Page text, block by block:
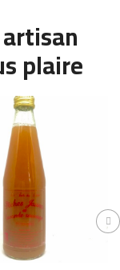
plaire